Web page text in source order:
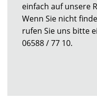
einfach auf unsere
Wenn Sie nicht
rufen Sie uns bitte
06588 / 77 10.